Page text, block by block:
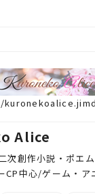
Alice
次創作小説・ポエ
CP中心/ゲーム・